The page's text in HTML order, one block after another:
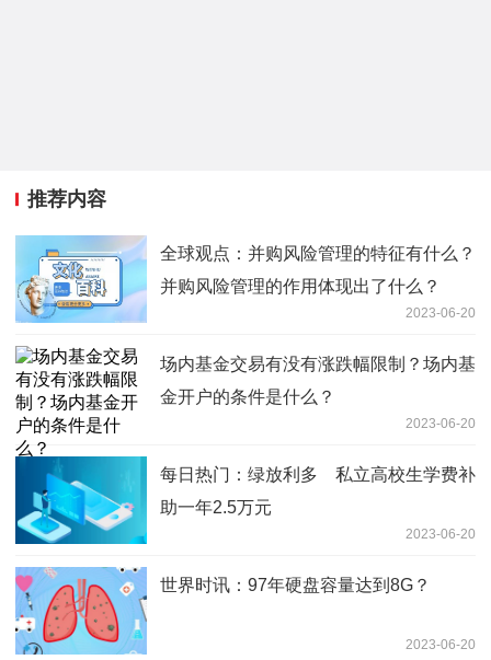
推荐内容
全球观点：并购风险管理的特征有什么？
并购风险管理的作用体现出了什么？
2023-06-20
场内基金交易有没有涨跌幅限制？场内基
金开户的条件是什么？
2023-06-20
每日热门：绿放利多 私立高校生学费补
助一年2.5万元
2023-06-20
世界时讯：97年硬盘容量达到8G？
2023-06-20